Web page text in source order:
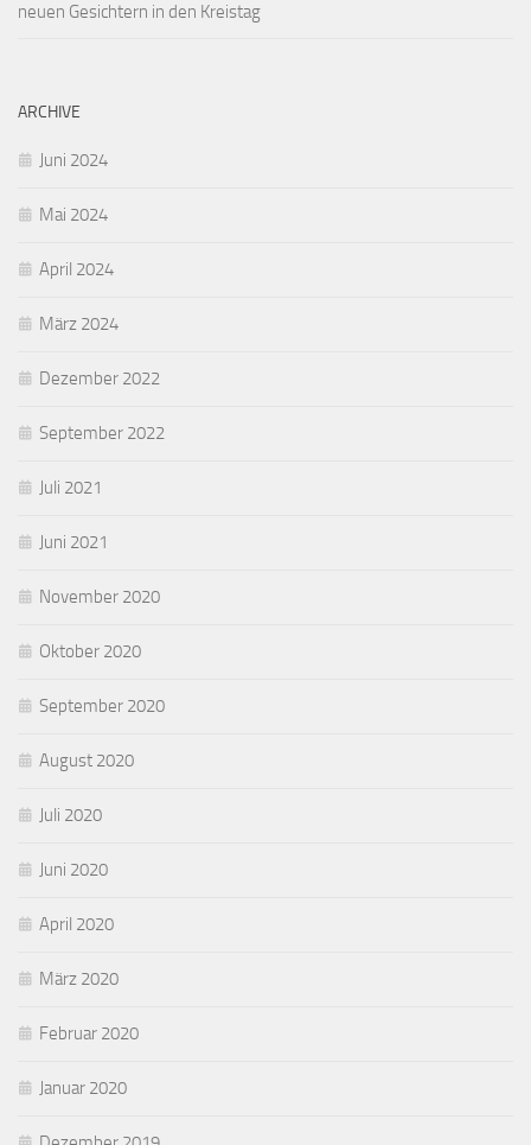
neuen Gesichtern in den Kreistag
ARCHIVE
Juni 2024
Mai 2024
April 2024
März 2024
Dezember 2022
September 2022
Juli 2021
Juni 2021
November 2020
Oktober 2020
September 2020
August 2020
Juli 2020
Juni 2020
April 2020
März 2020
Februar 2020
Januar 2020